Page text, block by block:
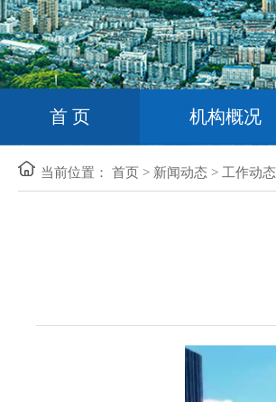
首 页 机构概况
当前位置： 首页 > 新闻动态 > 工作动态